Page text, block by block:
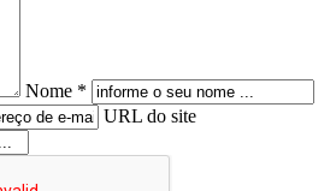
Nome *
URL do site